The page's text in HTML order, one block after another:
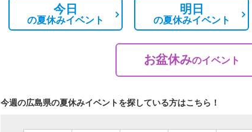
今日
の夏休みイベント
明日
の夏休みイベント
お盆休みのイベント
今週の広島県の夏休みイベントを探している方はこちら！